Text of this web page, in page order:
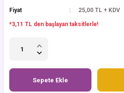
Fiyat 25,00 TL + KDV
*3,11 TL den başlayan taksitlerle!
Sepete Ekle